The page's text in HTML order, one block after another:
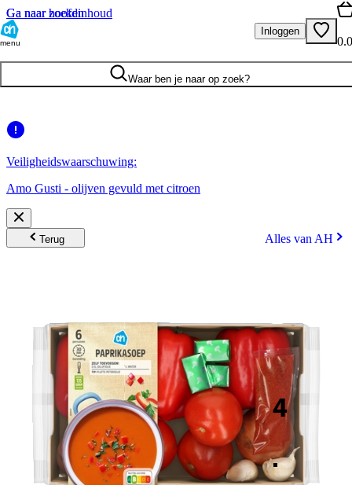
Ga naar hoofdinhoud
Ga naar zoeken
menu
Inloggen
Waar ben je naar op zoek?
Veiligheidswaarschuwing:
Amo Gusti - olijven gevuld met citroen
Terug Alles van AH
4
.